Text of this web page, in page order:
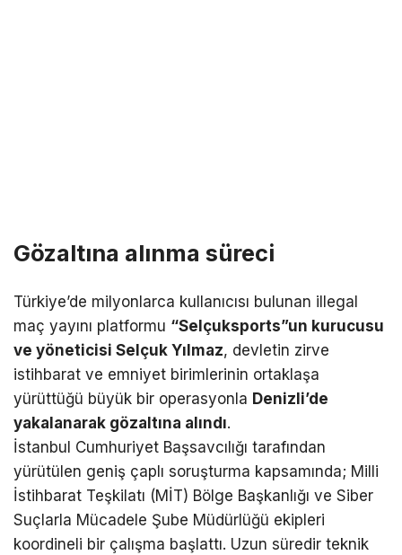
Gözaltına alınma süreci
Türkiye’de milyonlarca kullanıcısı bulunan illegal
maç yayını platformu “Selçuksports”un kurucusu
ve yöneticisi Selçuk Yılmaz, devletin zirve
istihbarat ve emniyet birimlerinin ortaklaşa
yürüttüğü büyük bir operasyonla Denizli’de
yakalanarak gözaltına alındı.
İstanbul Cumhuriyet Başsavcılığı tarafından
yürütülen geniş çaplı soruşturma kapsamında; Milli
İstihbarat Teşkilatı (MİT) Bölge Başkanlığı ve Siber
Suçlarla Mücadele Şube Müdürlüğü ekipleri
koordineli bir çalışma başlattı. Uzun süredir teknik